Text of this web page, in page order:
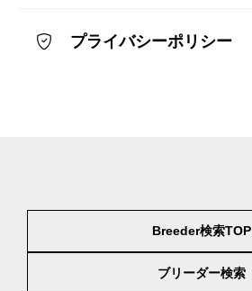
プライバシーポリシー
Breeder検索TOP
ブリーダー検索